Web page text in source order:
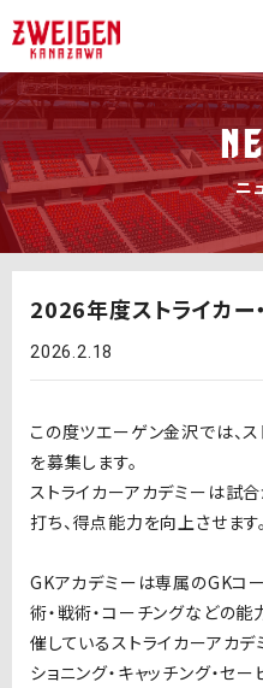
ニ
2026年度ストライカー
2026.2.18
この度ツエーゲン金沢では、
を募集します。
ストライカーアカデミーは試
打ち、得点能力を向上させます。
GKアカデミーは専属のGKコ
術・戦術・コーチングなどの能
催しているストライカーアカ
ショニング・キャッチング・セ